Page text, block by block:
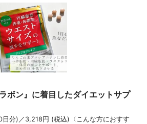
ボン』に着目したダイエットサプ
日分)／3,218円 (税込)〈こんな方におすす